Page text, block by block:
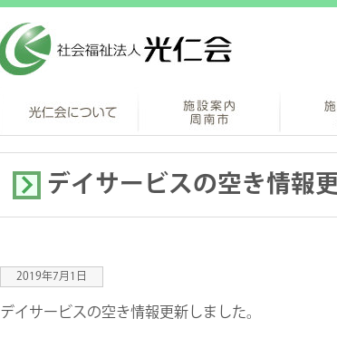
デイサービスの空き情報
2019年7月1日
デイサービスの空き情報更新しました。